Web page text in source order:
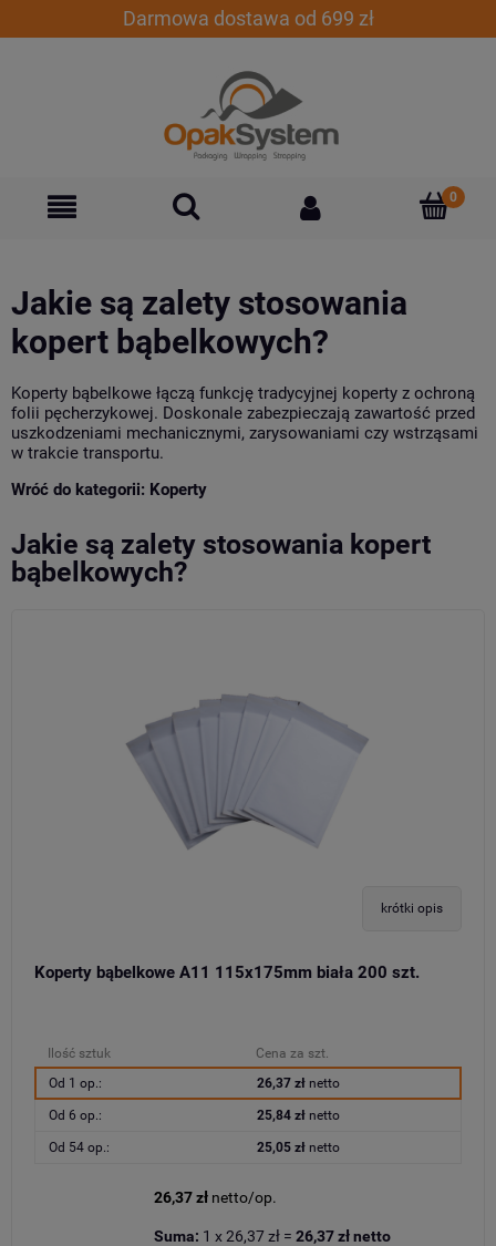
Darmowa dostawa od 699 zł
Jakie są zalety stosowania
kopert bąbelkowych?
Koperty bąbelkowe łączą funkcję tradycyjnej koperty z ochroną
folii pęcherzykowej. Doskonale zabezpieczają zawartość przed
uszkodzeniami mechanicznymi, zarysowaniami czy wstrząsami
w trakcie transportu.
Wróć do kategorii: Koperty
Jakie są zalety stosowania kopert
bąbelkowych?
krótki opis
Koperty bąbelkowe A11 115x175mm biała 200 szt.
Ilość sztuk
Cena za szt.
Od 1 op.:
26,37 złnetto
Od 6 op.: 25,84 złnetto
Od 54 op.: 25,05 złnetto
26,37 zł netto/op.
Suma: 1 x26,37 zł = 26,37 złnetto